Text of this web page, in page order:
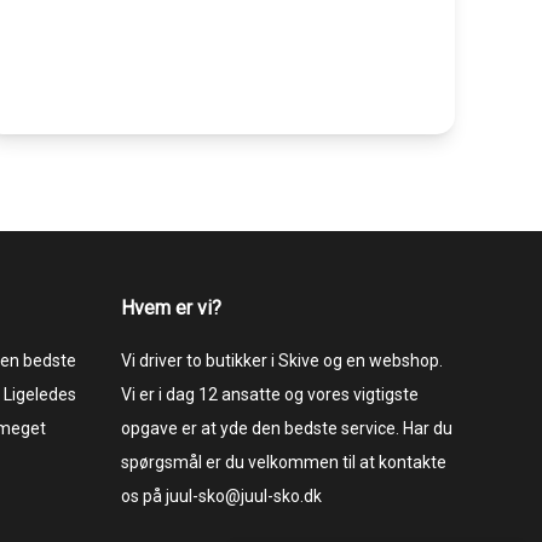
bedste
Hvem er vi?
Vi driver to butikker i Skive og en webshop.
Vi er i dag 12 ansatte og vores vigtigste
opgave er at yde den bedste service. Har du
spørgsmål er du velkommen til at kontakte
os på juul-sko@juul-sko.dk